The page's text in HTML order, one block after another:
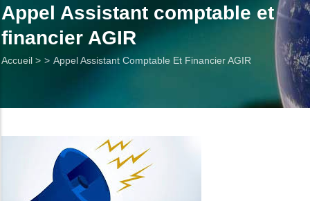
Appel Assistant comptable et
financier AGIR
Fil
Accueil > Appel Assistant Comptable Et Financier AGIR